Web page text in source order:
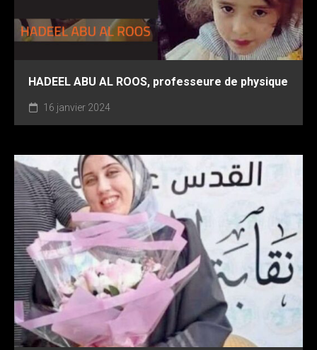
HADEEL ABU AL ROOS, professeure de physique
16 janvier 2024